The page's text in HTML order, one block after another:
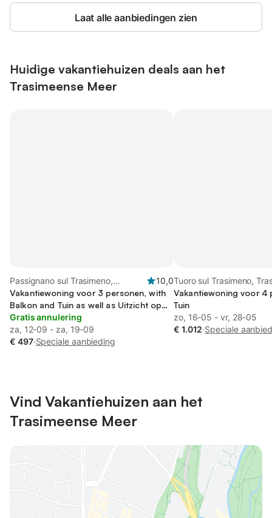
Laat alle aanbiedingen zien
Huidige vakantiehuizen deals aan het
Trasimeense Meer
Passignano sul Trasimeno,
Trasimeense Meer
10,0
Vakantiewoning voor 3 personen, with
Balkon and Tuin as well as Uitzicht op
het meer
Gratis annulering
za, 12-09 - za, 19-09
€ 497·Speciale aanbieding
Tuoro sul Trasimeno,
Meer
Vakantiewoning voor 4
Tuin
zo, 16-05 - vr, 28-05
€ 1.012·Speciale
Vind Vakantiehuizen aan het
Trasimeense Meer